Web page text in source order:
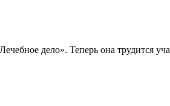
дело». Теперь она трудится